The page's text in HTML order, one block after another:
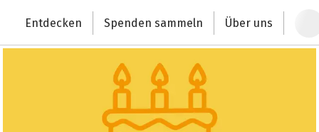
Deutschlands größte Spendenplattform
Entdecken Spenden sammeln Über uns